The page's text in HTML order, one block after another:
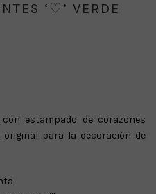
‘♡’ VERDE
estampado de corazones
para la decoración de